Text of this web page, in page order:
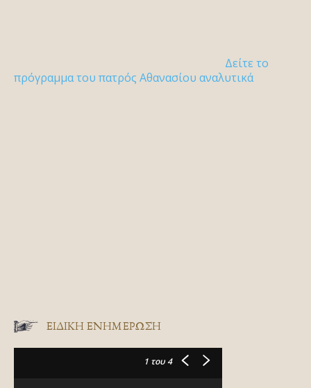
Δείτε το
πρόγραμμα του πατρός Αθανασίου αναλυτικά
ΕΙΔΙΚΉ ΕΝΗΜΈΡΩΣΗ
1 του 4